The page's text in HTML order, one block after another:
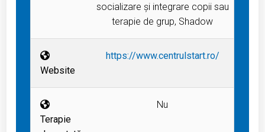
socializare și integrare copii sau
terapie de grup, Shadow
Website
https://www.centrulstart.ro/
Terapie
Nu